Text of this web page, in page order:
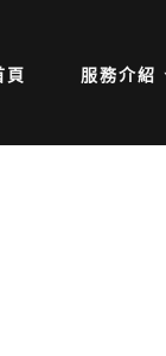
頁 服務介紹